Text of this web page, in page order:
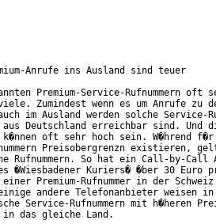
Anrufe ins Ausland sind teuer
Premium-Service-Rufnummern oft
Zumindest wenn es um Anrufe zu
im Ausland werden solche Service-
Deutschland erreichbar sind. Und
k�nnen oft sehr hoch sein. W�hrend
Preisobergrenzn existieren,
Rufnummern. So hat ein Call-by-Call
�Wiesbadener Kuriers� �ber 30 Euro
Premium-Rufnummer in der Schweiz
andere Telefonanbieter weisen
Service-Rufnummern mit h�heren
in das gleiche Land.